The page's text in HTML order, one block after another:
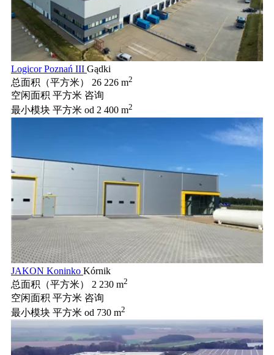
Logicor Poznań III Gądki
总面积（平方米）
26 226 m2
空闲面积 平方米 咨询
最小模块 平方米 od 2 400 m2
JAKON Koninko Kórnik
总面积（平方米）
2 230 m2
空闲面积 平方米 咨询
最小模块 平方米 od 730 m2